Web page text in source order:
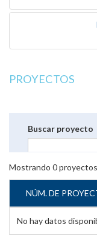
PROYECTOS
Buscar proyecto
Mostrando 0proyectos
NÚM. DE
No hay datos